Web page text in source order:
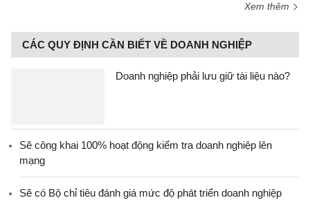
Xem thêm
CÁC QUY ĐỊNH CẦN BIẾT VỀ DOANH NGHIỆP
Doanh nghiệp phải lưu giữ tài liệu nào?
Sẽ công khai 100% hoạt động kiểm tra doanh nghiệp lên
mạng
Sẽ có Bộ chỉ tiêu đánh giá mức độ phát triển doanh nghiệp